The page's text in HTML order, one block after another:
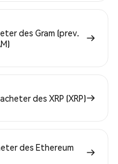
des Gram (prev.
des XRP (XRP)
des Ethereum